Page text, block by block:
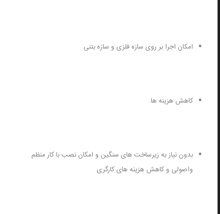
امکان اجرا بر روی سازه فلزی و سازه بتنی
کاهش هزینه ها
بدون نیاز به زیرساخت های سنگین و امکان نصب با کار منظم
واصولی و کاهش هزینه های کارگری